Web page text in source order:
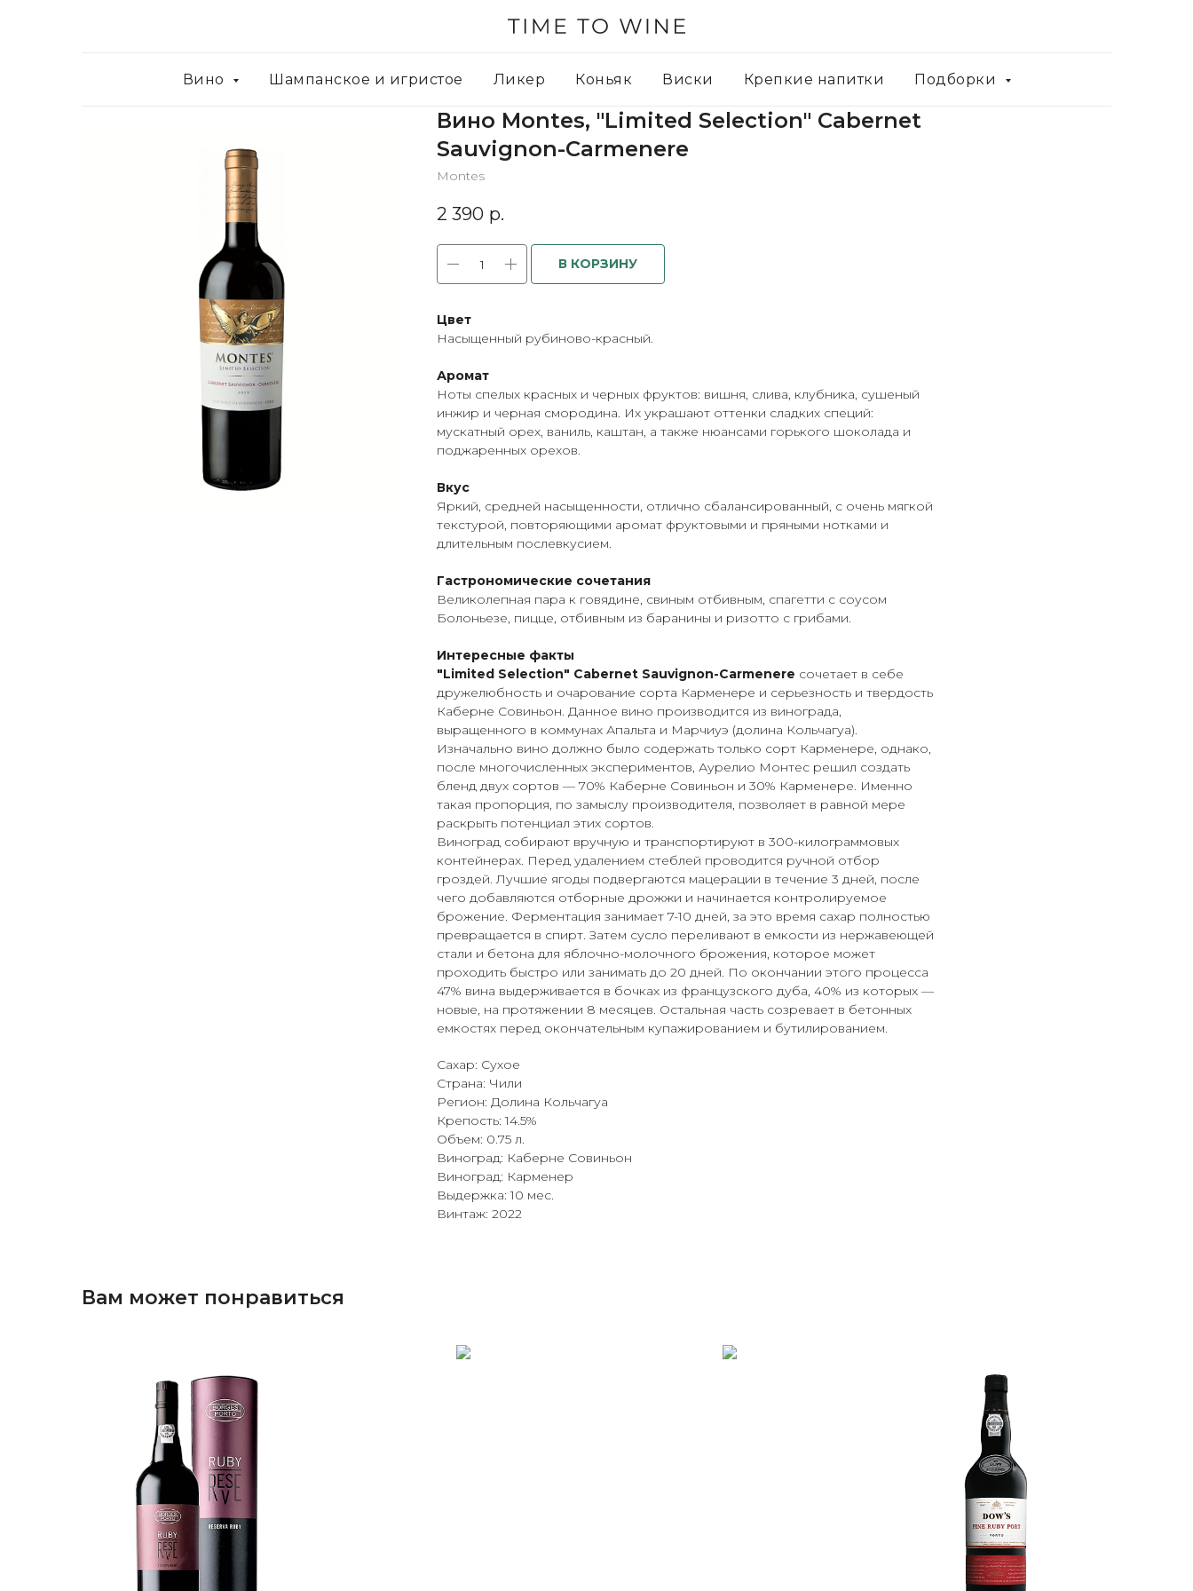
Вино Шампанское и игристое Ликер Коньяк Виски Крепкие напитки Подборки
Вино Montes, "Limited Selection" Cabernet
Sauvignon-Carmenere
Montes
2 390 р.
В КОРЗИНУ
Цвет
Насыщенный рубиново-красный.
Аромат
Ноты спелых красных и черных фруктов: вишня, слива, клубника, сушеный
инжир и черная смородина. Их украшают оттенки сладких специй:
мускатный орех, ваниль, каштан, а также нюансами горького шоколада и
поджаренных орехов.
Вкус
Яркий, средней насыщенности, отлично сбалансированный, с очень мягкой
текстурой, повторяющими аромат фруктовыми и пряными нотками и
длительным послевкусием.
Гастрономические сочетания
Великолепная пара к говядине, свиным отбивным, спагетти с соусом
Болоньезе, пицце, отбивным из баранины и ризотто с грибами.
Интересные факты
"Limited Selection" Cabernet Sauvignon-Carmenere сочетает в себе
дружелюбность и очарование сорта Карменере и серьезность и твердость
Каберне Совиньон. Данное вино производится из винограда,
выращенного в коммунах Апальта и Марчиуэ (долина Кольчагуа).
Изначально вино должно было содержать только сорт Карменере, однако,
после многочисленных экспериментов, Аурелио Монтес решил создать
бленд двух сортов — 70% Каберне Совиньон и 30% Карменере. Именно
такая пропорция, по замыслу производителя, позволяет в равной мере
раскрыть потенциал этих сортов.
Виноград собирают вручную и транспортируют в 300-килограммовых
контейнерах. Перед удалением стеблей проводится ручной отбор
гроздей. Лучшие ягоды подвергаются мацерации в течение 3 дней, после
чего добавляются отборные дрожжи и начинается контролируемое
брожение. Ферментация занимает 7-10 дней, за это время сахар полностью
превращается в спирт. Затем сусло переливают в емкости из нержавеющей
стали и бетона для яблочно-молочного брожения, которое может
проходить быстро или занимать до 20 дней. По окончании этого процесса
47% вина выдерживается в бочках из французского дуба, 40% из которых —
новые, на протяжении 8 месяцев. Остальная часть созревает в бетонных
емкостях перед окончательным купажированием и бутилированием.
Сахар: Сухое
Страна: Чили
Регион: Долина Кольчагуа
Крепость: 14.5%
Объем: 0.75 л.
Виноград: Каберне Совиньон
Виноград: Карменер
Выдержка: 10 мес.
Винтаж: 2022
Вам может понравиться